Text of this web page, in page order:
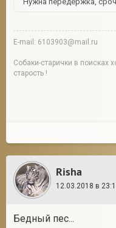
E-mail: 6103903@mail.ru
Собаки-старички в поисках
старость !
Risha
12.03.2018 в
Бедный пес...